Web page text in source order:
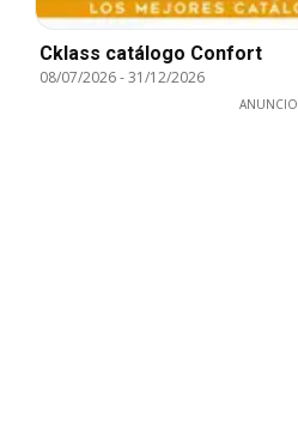
Cklass catálogo Confort
08/07/2026-31/12/2026
ANUNCIO